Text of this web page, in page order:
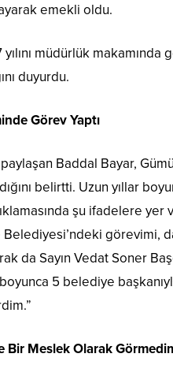
emekli oldu.
yılını müdürlük
duyurdu.
Görev Yaptı
Baddal Bayar,
belirtti. Uzun yıllar
şu ifadelere yer
görevimi,
da Sayın Vedat Soner
5 belediye
Bir Meslek Olarak